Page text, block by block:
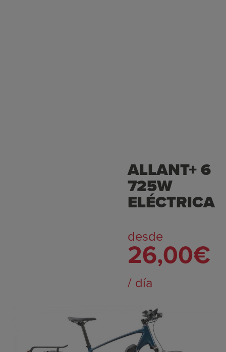
ALLANT+ 6
725W
ELÉCTRICA
desde
26,00€
/ día